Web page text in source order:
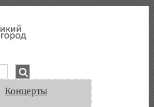
Концерты